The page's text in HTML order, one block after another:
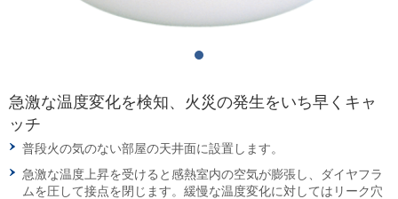
急激な温度変化を検知、火災の発生をいち早くキャ
ッチ
普段火の気のない部屋の天井面に設置します。
急激な温度上昇を受けると感熱室内の空気が膨張し、ダイヤフラ
ムを圧して接点を閉じます。緩慢な温度変化に対してはリーク穴